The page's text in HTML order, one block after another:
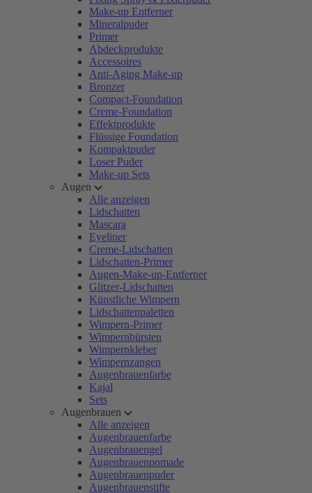
Make-up Entferner
Mineralpuder
Primer
Abdeckprodukte
Accessoires
Anti-Aging Make-up
Bronzer
Compact-Foundation
Creme-Foundation
Effektprodukte
Flüssige Foundation
Kompaktpuder
Loser Puder
Make-up Sets
Augen
Alle anzeigen
Lidschatten
Mascara
Eyeliner
Creme-Lidschatten
Lidschatten-Primer
Augen-Make-up-Entferner
Glitzer-Lidschatten
Künstliche Wimpern
Lidschattenpaletten
Wimpern-Primer
Wimpernbürsten
Wimpernkleber
Wimpernzangen
Augenbrauenfarbe
Kajal
Sets
Augenbrauen
Alle anzeigen
Augenbrauenfarbe
Augenbrauengel
Augenbrauenpomade
Augenbrauenpuder
Augenbrauenstifte